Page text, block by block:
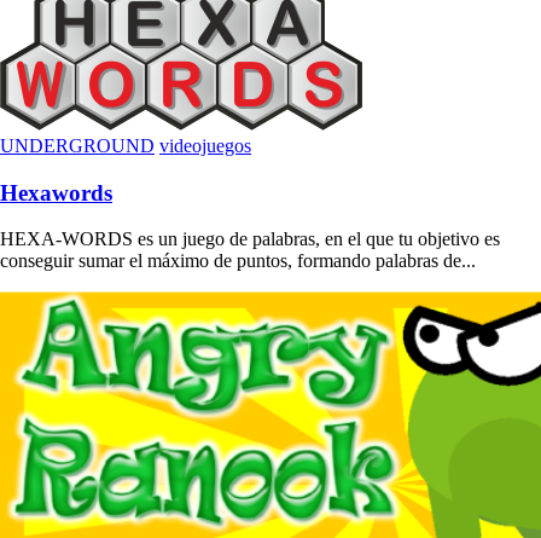
UNDERGROUND videojuegos
Hexawords
HEXA-WORDS es un juego de palabras, en el que tu objetivo es
conseguir sumar el máximo de puntos, formando palabras de...